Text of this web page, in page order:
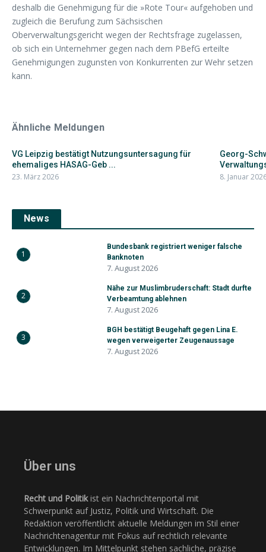
deshalb die Genehmigung für die »Rote Tour« aufgehoben und
zugleich die Berufung zum Sächsischen
Oberverwaltungsgericht wegen der Rechtsfrage zugelassen,
ob sich ein Unternehmer gegen nach dem PBefG erteilte
Genehmigungen zugunsten von Konkurrenten zur Wehr setzen
kann.
Ähnliche Meldungen
VG Leipzig bestätigt Nutzungsuntersagung für
ehemaliges HASAG-Geb ...
23. März 2026
Georg-
8. Januar
News
1
Bundesbank registriert weniger falsche
Banknoten
7. August 2026
2
Nähe zur Muslimbruderschaft: Stadt durfte
Verbeamtung ablehnen
7. August 2026
3
BGH bestätigt Beugehaft gegen Lina E.
wegen verweigerter Zeugenaussage
7. August 2026
Über uns
Recht und Politikist ein Nachrichtenportal mit
Schwerpunkt auf Justiz, Politik und Wirtschaft. Die
Redaktion veröffentlicht aktuelle Meldungen im Stil einer
Nachrichtenagentur mit Fokus auf rechtlich relevante
Entwicklungen. Im Mittelpunkt stehen sachliche, präzise